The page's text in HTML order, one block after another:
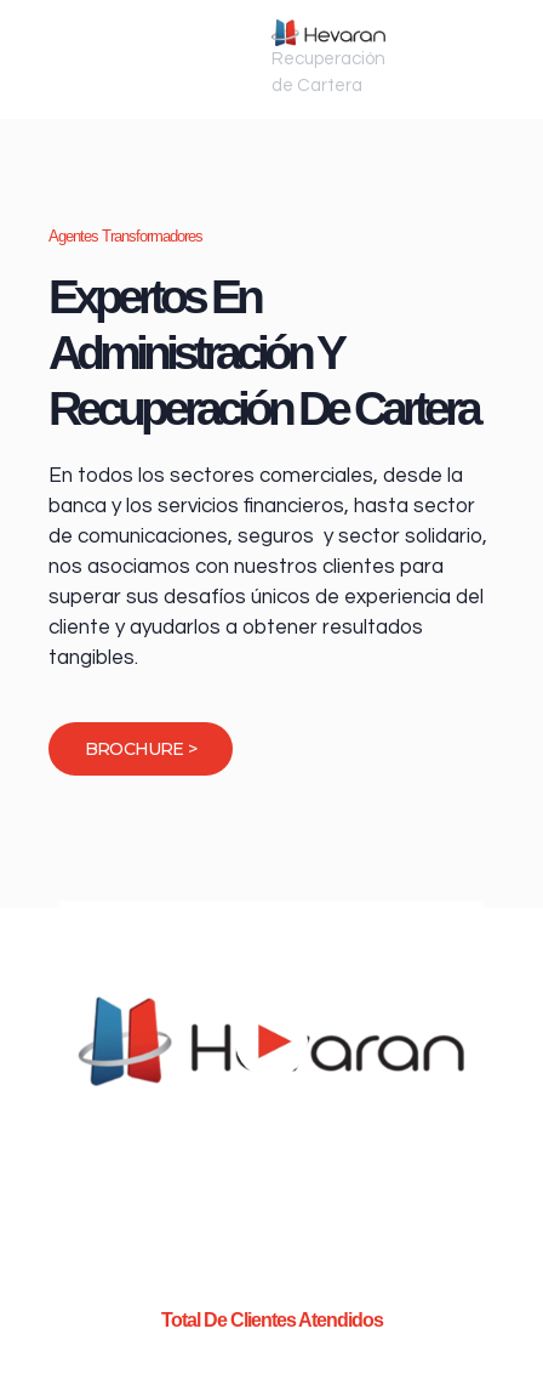
Recuperación
de Cartera
Agentes Transformadores
Expertos En
Administración Y
Recuperación De Cartera
En todos los sectores comerciales, desde la
banca y los servicios financieros, hasta sector
de comunicaciones, seguros y sector solidario,
nos asociamos con nuestros clientes para
superar sus desafíos únicos de experiencia del
cliente y ayudarlos a obtener resultados
tangibles.
BROCHURE >
Total De Clientes Atendidos